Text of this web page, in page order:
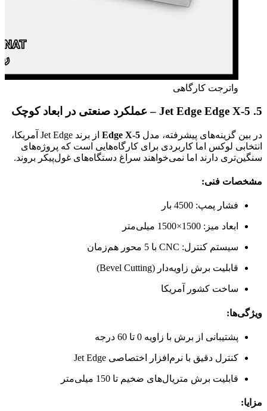
واترجت کارگاهی
5. Jet Edge Edge X-5 – عملکرد صنعتی در ابعاد کوچک
در بین گزینه‌های پیشرفته، مدل Edge X-5
از برند Jet Edge آمریکا،
انتخابی لوکس اما کاربردی برای کارگاه‌هایی است که پروژه‌های
سنگین‌تری دارند اما نمی‌خواهند سراغ دستگاه‌های غول‌پیکر بروند.
مشخصات فنی:
فشار پمپ: 4500 بار
ابعاد میز: 1500×1500 میلی‌متر
سیستم کنترل: CNC با 5 محور هم‌زمان
قابلیت برش زاویه‌دار (Bevel Cutting)
ساخت کشور آمریکا
ویژگی‌ها:
پشتیبانی از برش با زاویه 0 تا 60 درجه
کنترل دقیق با نرم‌افزار اختصاصی Jet Edge
قابلیت برش متریال‌های ضخیم تا 150 میلی‌متر
مزایا: